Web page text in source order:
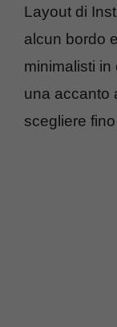
Layout di
alcun bordo
minimalisti
una accanto
scegliere